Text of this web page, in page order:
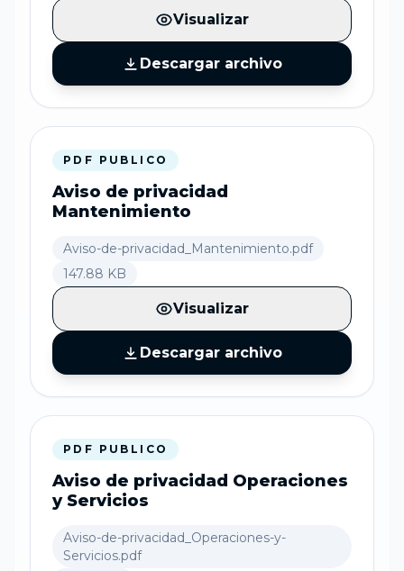
Visualizar
Descargar archivo
PDF PUBLICO
Aviso de privacidad
Mantenimiento
Aviso-de-privacidad_Mantenimiento.pdf
147.88 KB
Visualizar
Descargar archivo
PDF PUBLICO
Aviso de privacidad Operaciones
y Servicios
Aviso-de-privacidad_Operaciones-y-
Servicios.pdf